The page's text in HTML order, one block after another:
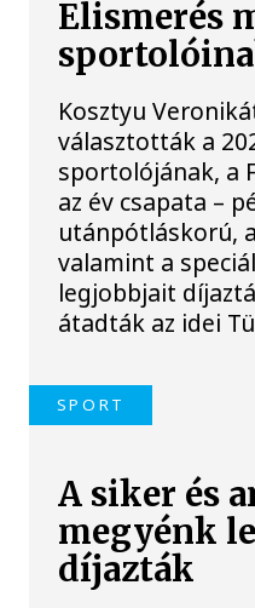
Elismerés
Kosztyu
választották a
sportolójának, a
az év csapata –
utánpótláskorú,
valamint a
legjobbjait
átadták az idei
SPORT
A siker és
megyénk
díjazták